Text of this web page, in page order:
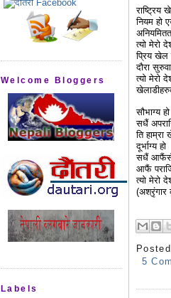
Welcome Bloggers
Labels
राष्ट्रिय
नियम हो
त्यो मेरो
प्रिय खेल
दौरा
त्यो मेरो
सौभाग्य हो
सधैं
ति हाम्रा
दूर्भाग्य हो
सधैं
आफैं
त्यो मेरो
(अश्रृंगार
5